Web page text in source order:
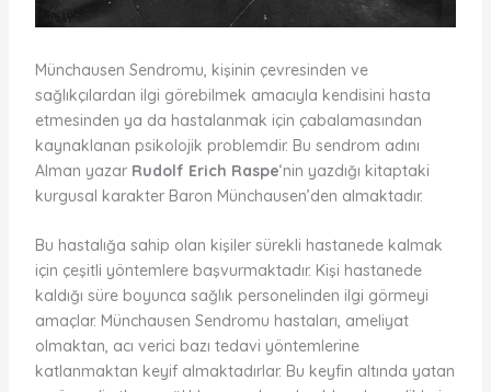
Münchausen Sendromu, kişinin çevresinden ve
sağlıkçılardan ilgi görebilmek amacıyla kendisini hasta
etmesinden ya da hastalanmak için çabalamasından
kaynaklanan psikolojik problemdir. Bu sendrom adını
Alman yazar Rudolf Erich Raspe‘nin yazdığı kitaptaki
kurgusal karakter Baron Münchausen’den almaktadır.
Bu hastalığa sahip olan kişiler sürekli hastanede kalmak
için çeşitli yöntemlere başvurmaktadır. Kişi hastanede
kaldığı süre boyunca sağlık personelinden ilgi görmeyi
amaçlar. Münchausen Sendromu hastaları, ameliyat
olmaktan, acı verici bazı tedavi yöntemlerine
katlanmaktan keyif almaktadırlar. Bu keyfin altında yatan